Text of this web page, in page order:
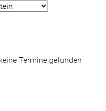
Termine gefunden